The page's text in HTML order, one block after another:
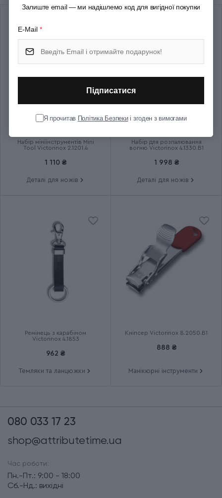
ізоляції; Пінцет; Дірокол-
VICTORINOX ZODIAC
Ексклюзивний
Термін гарантії
Набір мініінструментів Mini
Tool Victorinox 2.1201.4
1 110 ₴
Деталі для ножів
Набір для розпалювання
вогню Victorinox 4.1330.B1
1 998 ₴
Деталі для ножів
Ремінець з карабіном
Victorinox 4.1853
962 ₴
Темляки та ланцюжки
Кніпсер Victorinox 8.2050.B1
888 ₴
Манікюрні інструменти
080 033 17 23
shop@attributetime.ua
Час роботи:
Пн.-Пт.: 9:00 - 18:00
Сб.-Нд.: вихідні
Залиште email — ми надішлемо код для вигідної покупки
E-Mail *
Підписатися
Я прочитав Політика Безпекиі згоден з вимогами